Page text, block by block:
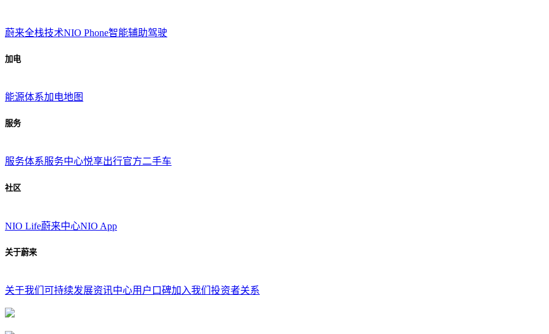
蔚来全栈技术NIO Phone智能辅助驾驶
加电
能源体系加电地图
服务
服务体系服务中心悦享出行官方二手车
社区
NIO Life蔚来中心NIO App
关于蔚来
关于我们 可持续发展资讯中心用户口碑加入我们 投资者关系